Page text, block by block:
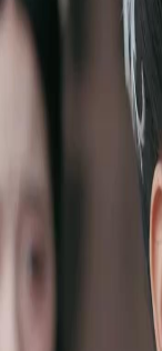
L'ENFANT SAINT
Retour au
La Sainte trahit et expulse
Lame. Deux disciples de
dissoute. Une observation
la Sainte et celui du Maître
t-il plus dans son regard